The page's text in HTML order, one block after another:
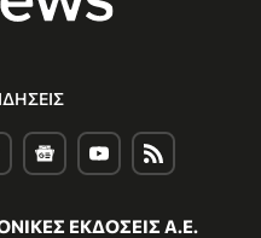
ΕΚΔΟΣΕΙΣ Α.Ε.